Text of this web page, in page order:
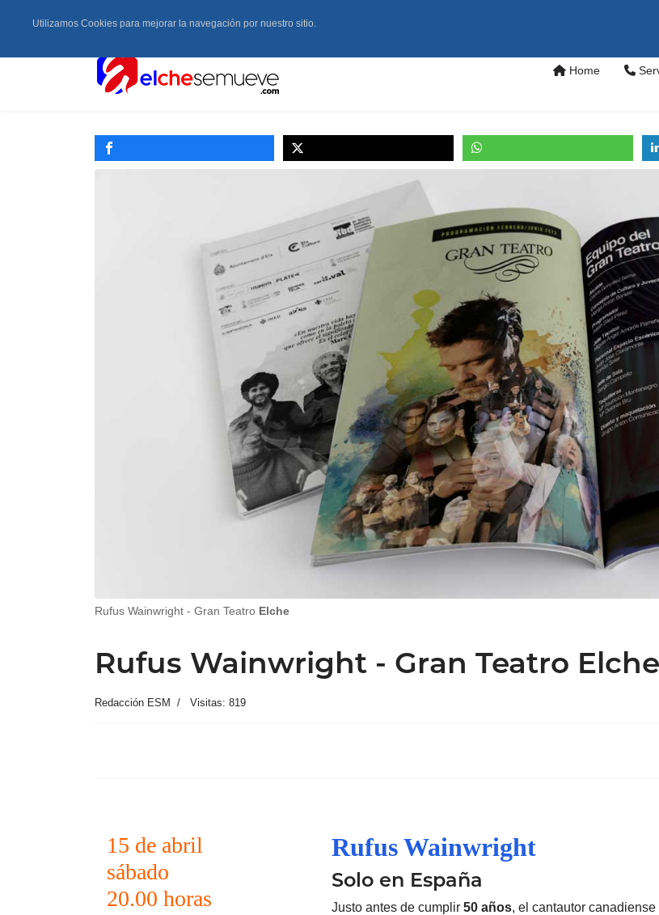
Home
Rufus Wainwright - Gran Teatro Elche
Rufus Wainwright - Gran Teatro Elche
Redacción ESM Visitas: 819
15 de abril
sábado
20.00 horas
Rufus Wainwright
Solo en España
Justo antes de cumplir 50 años, el cantautor
Utilizamos Cookies para mejorar la navegación por nuestro sitio.